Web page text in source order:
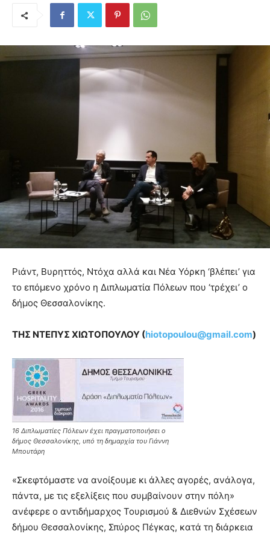
Ριάντ, Βυρηττός, Ντόχα αλλά και Νέα Υόρκη ‘βλέπει’ για
το επόμενο χρόνο η Διπλωματία Πόλεων που ‘τρέχει’ ο
δήμος Θεσσαλονίκης.
ΤΗΣ ΝΤΕΠΥΣ ΧΙΩΤΟΠΟΥΛΟΥ (hiotopoulou@gmail.com)
16 Διπλωματίες Πόλεων έχει πραγματοποιήσει ο
δήμος Θεσσαλονίκης, υπό τη δημαρχία του Γιάννη
Μπουτάρη
«Σκεφτόμαστε να ανοίξουμε κι άλλες αγορές, ανάλογα,
πάντα, με τις εξελίξεις που συμβαίνουν στην πόλη»
ανέφερε ο αντιδήμαρχος Τουρισμού & Διεθνών Σχέσεων
δήμου Θεσσαλονίκης, Σπύρος Πέγκας, κατά τη διάρκεια